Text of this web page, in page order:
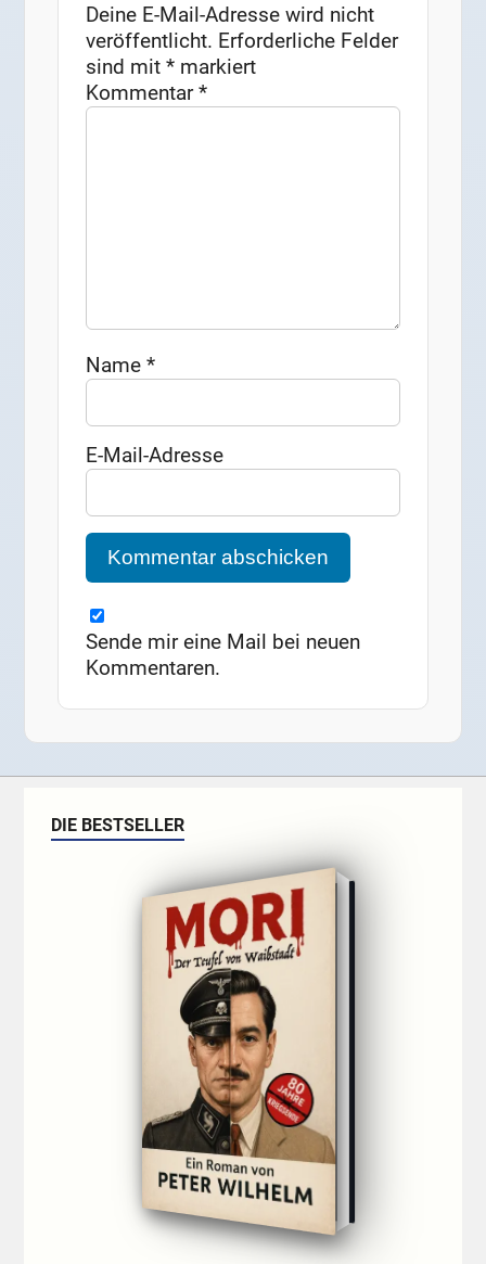
Deine E-Mail-Adresse wird nicht
veröffentlicht. Erforderliche Felder
sind mit* markiert
Kommentar*
Name*
E-Mail-Adresse
Sende mir eine Mail bei neuen
Kommentaren.
DIE BESTSELLER